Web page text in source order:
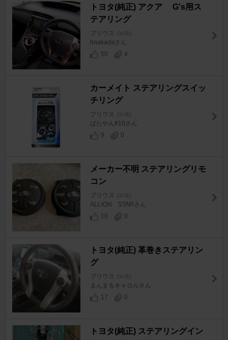
トヨタ(純正) アクア G's用ス
テアリング
プリウス [30系]
hnakadaさん
50
4
カーメイト ステアリングスイッ
チリング
プリウス [30系]
ばたやん#10さん
9
0
メーカー不明 ステアリングリモ
コン
プリウス [30系]
ALLION STARさん
10
0
トヨタ(純正) 革巻きステアリン
グ
プリウス [30系]
まんまるキャロルさん
17
0
トヨタ(純正) ステアリングイン